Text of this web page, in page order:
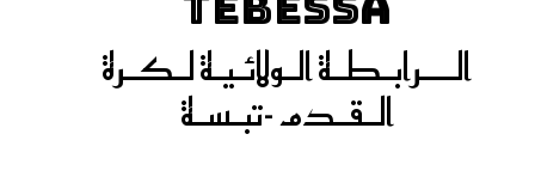
الـــرابـطـة الـولائـيـة لـكـرة
الـقـدم -تبـسـة